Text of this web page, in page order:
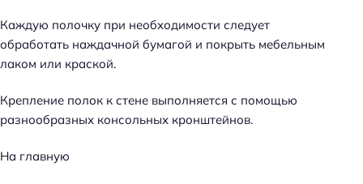
Каждую полочку при необходимости следует
обработать наждачной бумагой и покрыть мебельным
лаком или краской.
Крепление полок к стене выполняется с помощью
разнообразных консольных кронштейнов.
На главную